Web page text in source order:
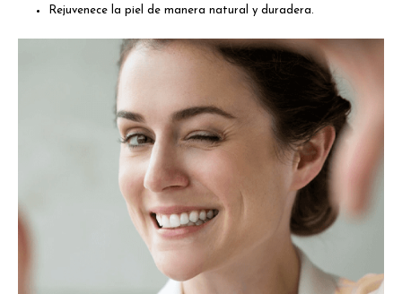
Rejuvenece la piel de manera natural y duradera.